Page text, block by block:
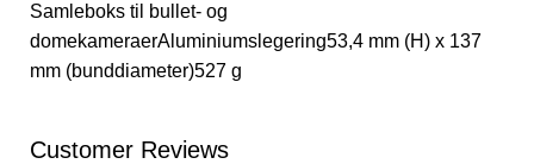
Samleboks til bullet- og
domekameraerAluminiumslegering53,4 mm (H) x 137
mm (bunddiameter)527 g
Customer Reviews